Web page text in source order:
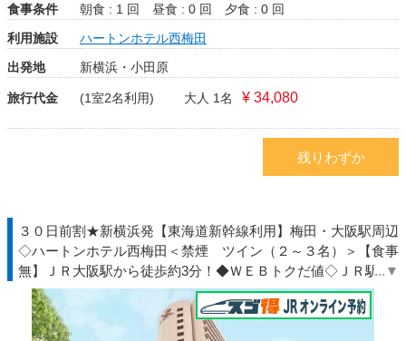
食事条件
朝食 : 1 回 昼食 : 0 回
夕食 : 0 回
利用施設
ハートンホテル西梅田
出発地
新横浜・小田原
旅行代金 (1室2名利用) 大人 1名 ¥ 34,080
残りわずか
３０日前割★新横浜発【東海道新幹線利用】梅田・大阪駅周辺
◇ハートンホテル西梅田＜禁煙 ツイン（２～３名）＞【食事
無】ＪＲ大阪駅から徒歩約3分！◆ＷＥＢトクだ値◇ＪＲ駅受